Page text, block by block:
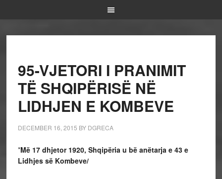
95-VJETORI I PRANIMIT
TË SHQIPËRISË NË
LIDHJEN E KOMBEVE
DECEMBER 16, 2015 BY DGRECA
*Më 17 dhjetor 1920, Shqipëria u bë anëtarja e 43 e
Lidhjes së Kombeve/